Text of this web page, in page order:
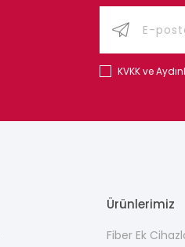
KVKK ve
Ürünlerimiz
Fiber Ek